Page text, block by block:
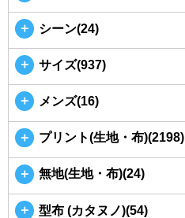
＋ シーン(24)
＋ サイズ(937)
＋ メンズ(16)
＋ プリント(生地・布)(2198)
＋ 無地(生地・布)(24)
＋ 型布 (カタヌノ)(54)